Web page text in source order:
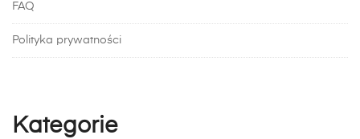
FAQ
Polityka prywatności
Kategorie